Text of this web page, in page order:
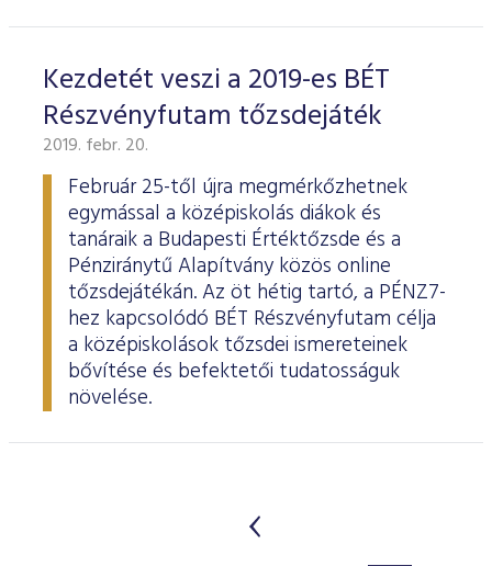
Kezdetét veszi a 2019-es BÉT
Részvényfutam tőzsdejáték
2019. febr. 20.
Február 25-től újra megmérkőzhetnek
egymással a középiskolás diákok és
tanáraik a Budapesti Értéktőzsde és a
Pénziránytű Alapítvány közös online
tőzsdejátékán. Az öt hétig tartó, a PÉNZ7-
hez kapcsolódó BÉT Részvényfutam célja
a középiskolások tőzsdei ismereteinek
bővítése és befektetői tudatosságuk
növelése.